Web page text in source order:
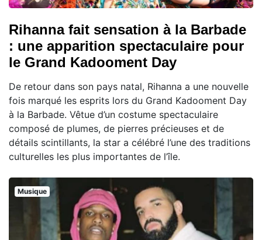
Rihanna fait sensation à la Barbade
: une apparition spectaculaire pour
le Grand Kadooment Day
De retour dans son pays natal, Rihanna a une nouvelle
fois marqué les esprits lors du Grand Kadooment Day
à la Barbade. Vêtue d’un costume spectaculaire
composé de plumes, de pierres précieuses et de
détails scintillants, la star a célébré l’une des traditions
culturelles les plus importantes de l’île.
Musique